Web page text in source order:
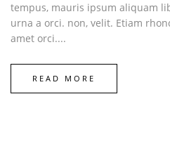
tempus, mauris ipsum aliquam
urna a orci. non, velit. Etiam
amet orci....
READ MORE